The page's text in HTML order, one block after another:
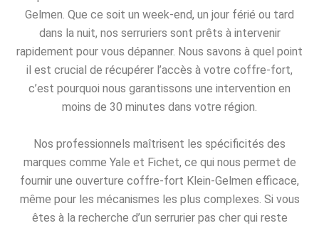
Gelmen. Que ce soit un week-end, un jour férié ou tard
dans la nuit, nos serruriers sont prêts à intervenir
rapidement pour vous dépanner. Nous savons à quel point
il est crucial de récupérer l’accès à votre coffre-fort,
c’est pourquoi nous garantissons une intervention en
moins de 30 minutes dans votre région.
Nos professionnels maîtrisent les spécificités des
marques comme Yale et Fichet, ce qui nous permet de
fournir une ouverture coffre-fort Klein-Gelmen efficace,
même pour les mécanismes les plus complexes. Si vous
êtes à la recherche d’un serrurier pas cher qui reste